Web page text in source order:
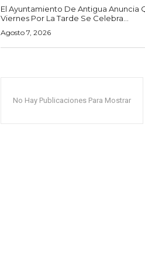
El Ayuntamiento De Antigua Anuncia
Viernes Por La Tarde Se Celebra...
Agosto 7, 2026
No Hay Publicaciones Para Mostrar